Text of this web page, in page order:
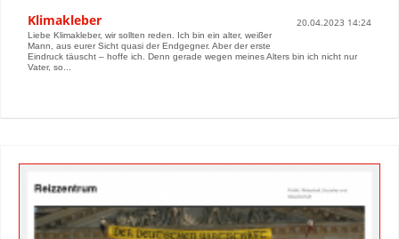
Klimakleber 20.04.2023 14:24
Liebe Klimakleber, wir sollten reden. Ich bin ein alter, weißer
Mann, aus eurer Sicht quasi der Endgegner. Aber der erste
Eindruck täuscht – hoffe ich. Denn gerade wegen meines Alters bin ich nicht nur
Vater, so...